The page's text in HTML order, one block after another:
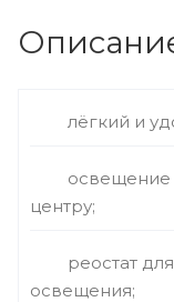
лёгкий и
освещение
центру;
реостат
освещения;